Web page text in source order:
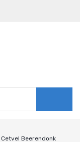
Beerendonk